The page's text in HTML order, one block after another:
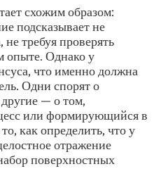
схожим образом:
подсказывает не
не требуя проверять
опыте. Однако у
что именно должна
Одни спорят о
— о том,
или формирующийся в
как определить, что у
отражение
поверхностных